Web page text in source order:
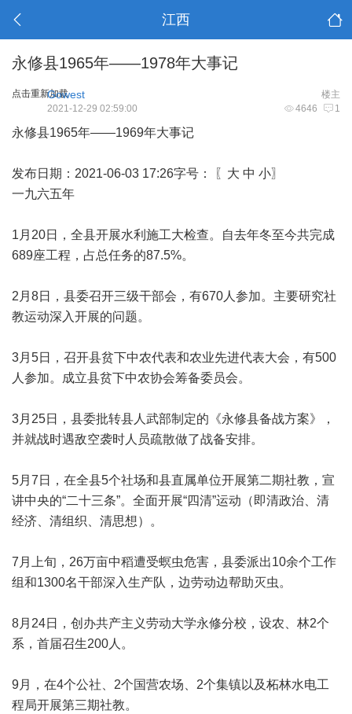
江西
永修县1965年——1978年大事记
点击重新加载 楼主
Gowest
4646 1
2021-12-29 02:59:00
永修县1965年——1969年大事记
发布日期：2021-06-03 17:26字号： 〖大 中 小〗
一九六五年
1月20日，全县开展水利施工大检查。自去年冬至今共完成
689座工程，占总任务的87.5%。
2月8日，县委召开三级干部会，有670人参加。主要研究社
教运动深入开展的问题。
3月5日，召开县贫下中农代表和农业先进代表大会，有500
人参加。成立县贫下中农协会筹备委员会。
3月25日，县委批转县人武部制定的《永修县备战方案》，
并就战时遇敌空袭时人员疏散做了战备安排。
5月7日，在全县5个社场和县直属单位开展第二期社教，宣
讲中央的“二十三条”。全面开展“四清”运动（即清政治、清
经济、清组织、清思想）。
7月上旬，26万亩中稻遭受螟虫危害，县委派出10余个工作
组和1300名干部深入生产队，边劳动边帮助灭虫。
8月24日，创办共产主义劳动大学永修分校，设农、林2个
系，首届召生200人。
9月，在4个公社、2个国营农场、2个集镇以及柘林水电工
程局开展第三期社教。